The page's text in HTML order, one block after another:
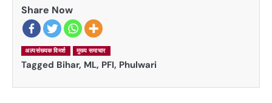
Share Now
अल्पसंख्यक विमर्श मुख्य समाचार
Tagged Bihar, ML, PFI, Phulwari